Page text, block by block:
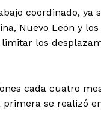
coordinado, ya
Nuevo León y
los
cada cuatro
se realizó